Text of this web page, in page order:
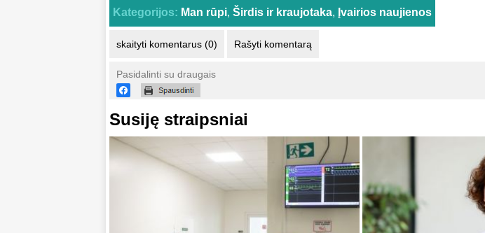
Kategorijos: Man rūpi, Širdis ir kraujotaka, Įvairios naujienos
skaityti komentarus (0) Rašyti komentarą
Pasidalinti su draugais
Susiję straipsniai